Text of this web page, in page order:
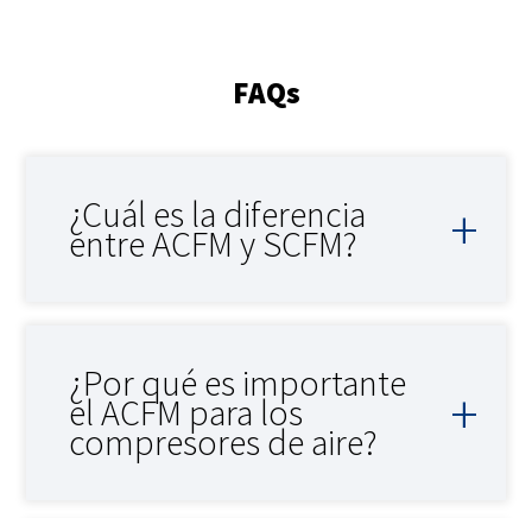
FAQs
¿Cuál es la diferencia
entre ACFM y SCFM?
¿Por qué es importante
el ACFM para los
compresores de aire?